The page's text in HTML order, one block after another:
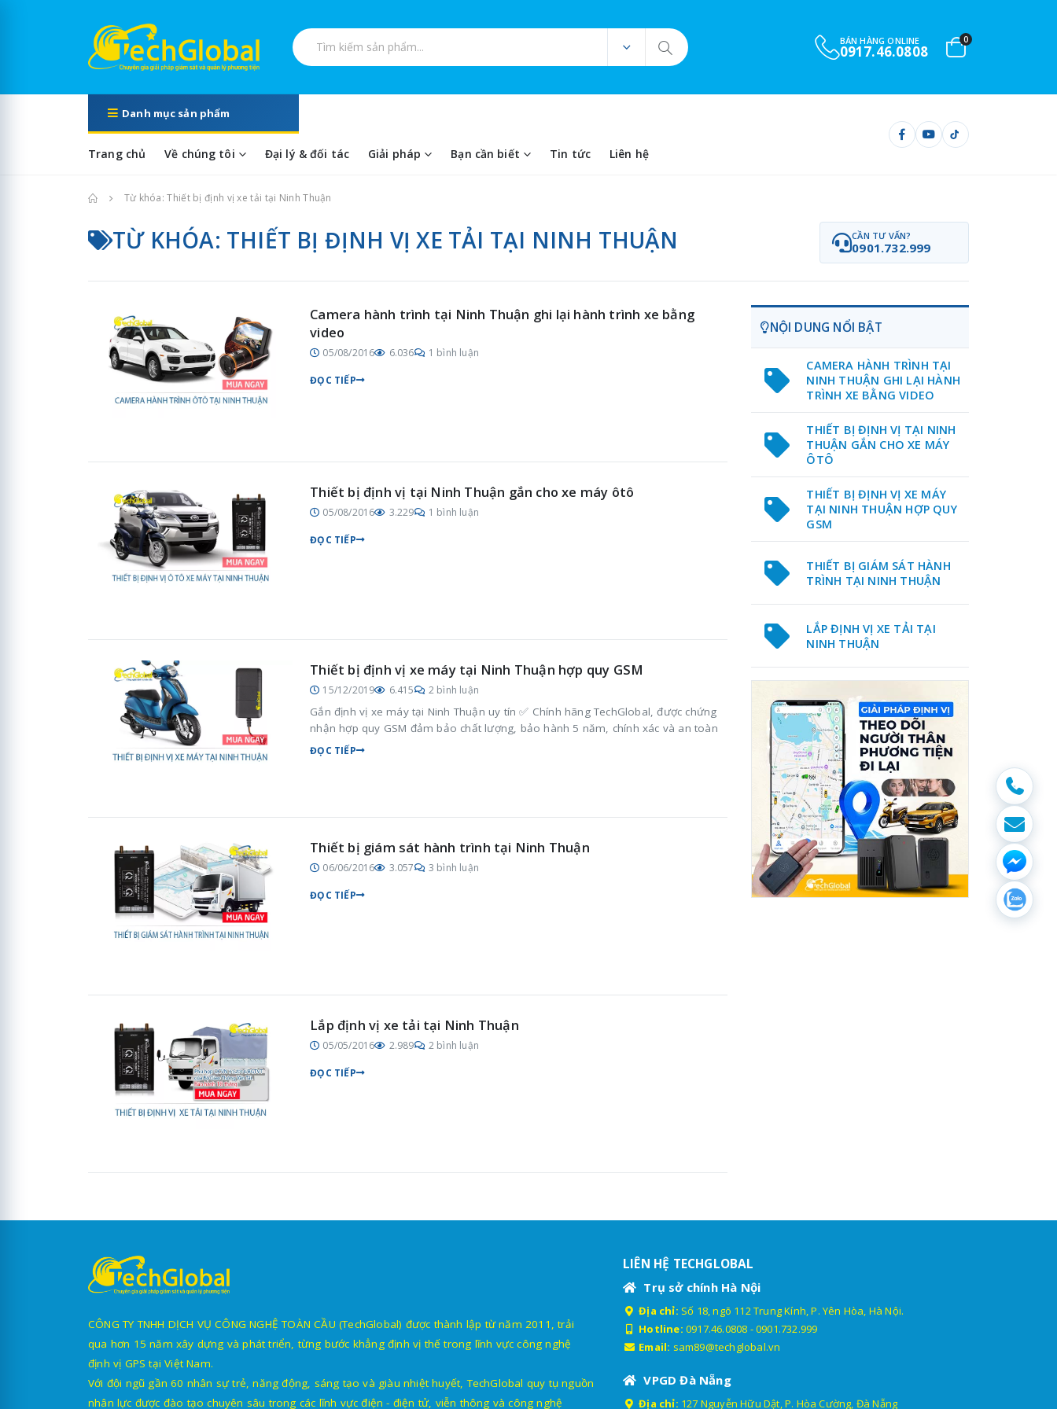
Tìm kiếm sản phẩm
BÁN HÀNG ONLINE
0917.46.0808
0
Danh mục sản phẩm
Trang chủ Về chúng tôi Đại lý & đối tác Giải pháp Bạn cần biết Tin tức Liên hệ
Trang chủTừ khóa: Thiết bị định vị xe tải tại Ninh Thuận
TỪ KHÓA: THIẾT BỊ ĐỊNH VỊ XE TẢI TẠI NINH THUẬN CẦN TƯ VẤN?
0901.732.999
Camera hành trình tại Ninh Thuận ghi lại hành trình xe bằng
video
05/08/2016 6.036 1 bình luận
ĐỌC TIẾP
Thiết bị định vị tại Ninh Thuận gắn cho xe máy ôtô
05/08/2016 3.229 1 bình luận
ĐỌC TIẾP
Thiết bị định vị xe máy tại Ninh Thuận hợp quy GSM
15/12/2019 6.415 2 bình luận
Gắn định vị xe máy tại Ninh Thuận uy tín ✅ Chính hãng TechGlobal, được chứng
nhận hợp quy GSM đảm bảo chất lượng, bảo hành 5 năm, chính xác và an toàn
ĐỌC TIẾP
Thiết bị giám sát hành trình tại Ninh Thuận
06/06/2016 3.057 3 bình luận
ĐỌC TIẾP
Lắp định vị xe tải tại Ninh Thuận
05/05/2016 2.989 2 bình luận
ĐỌC TIẾP
NỘI DUNG NỔI BẬT
CAMERA HÀNH TRÌNH TẠI
NINH THUẬN GHI LẠI HÀNH
TRÌNH XE BẰNG VIDEO
THIẾT BỊ ĐỊNH VỊ TẠI NINH
THUẬN GẮN CHO XE MÁY
ÔTÔ
THIẾT BỊ ĐỊNH VỊ XE MÁY
TẠI NINH THUẬN HỢP QUY
GSM
THIẾT BỊ GIÁM SÁT HÀNH
TRÌNH TẠI NINH THUẬN
LẮP ĐỊNH VỊ XE TẢI TẠI
NINH THUẬN
CÔNG TY TNHH DỊCH VỤ CÔNG NGHỆ TOÀN CẦU (TechGlobal) được thành lập từ năm 2011, trải
qua hơn 15 năm xây dựng và phát triển, từng bước khẳng định vị thế trong lĩnh vực công nghệ
định vị GPS tại Việt Nam.
Với đội ngũ gần 60 nhân sự trẻ, năng động, sáng tạo và giàu nhiệt huyết, TechGlobal quy tụ nguồn
nhân lực được đào tạo chuyên sâu trong các lĩnh vực điện - điện tử, viễn thông và công nghệ
LIÊN HỆ TECHGLOBAL
Trụ sở chính Hà Nội
Địa chỉ: Số 18, ngõ 112 Trung Kính, P. Yên Hòa, Hà Nội.
Hotline: 0917.46.0808 -0901.732.999
Email: sam89@techglobal.vn
VPGD Đà Nẵng
Địa chỉ: 127 Nguyễn Hữu Dật, P. Hòa Cường, Đà Nẵng